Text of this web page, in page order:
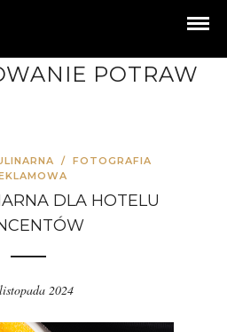
POTRAW
/ FOTOGRAFIA
DLA HOTELU
2024